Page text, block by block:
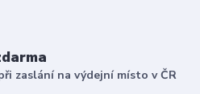
zaslání na výdejní místo v ČR